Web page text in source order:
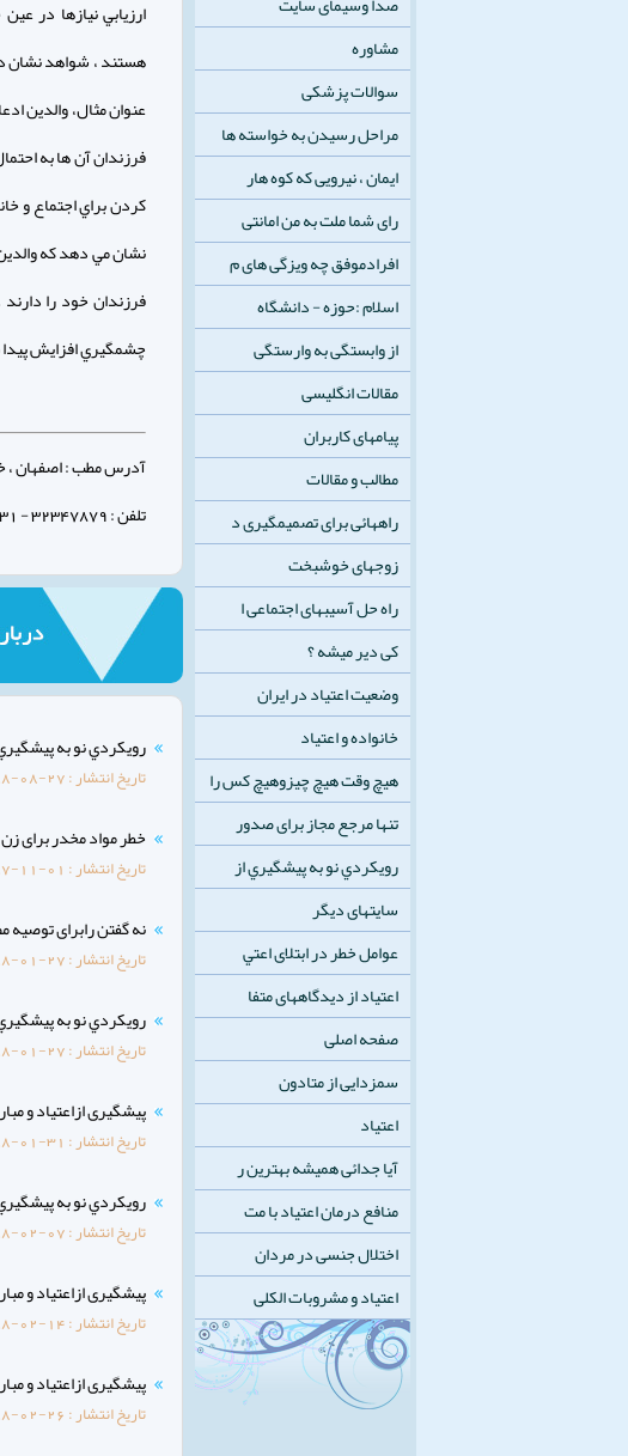
ارزيابي نيازها در
هستند ، شواهد نشان
عنوان مثال، والدين
فرزندان آن ها به
كردن براي اجتماع و
نشان مي دهد كه
فرزندان خود را
چشمگيري افزايش
آدرس مطب : اصفهان ،
تلفن : 32347879 - 031
رويكردي نو به
تاریخ انتشار :08-27
خطر مواد مخدر برای
تاریخ انتشار : 11-01
نه گفتن رابرای
تاریخ انتشار :01-27
رويكردي نو به
تاریخ انتشار :01-27
پیشگیری ازاعتیاد و
تاریخ انتشار : 01-31
رويكردي نو به
تاریخ انتشار :02-07
پیشگیری ازاعتیاد و
تاریخ انتشار :02-14
پیشگیری ازاعتیاد و
تاریخ انتشار :02-26
مشاوره
سوالات پزشکی
مراحل رسیدن به خواسته ها
ایمان ، نیرویی که کوه هار
رای شما ملت به من امانتی
افرادموفق چه ویزگی های م
اسلام :حوزه - دانشگاه
از وابستگی به وارستگی
مقالات انگلیسی
پیامهای کاربران
مطالب و مقالات
راههائی برای تصمیمگیری د
زوجهای خوشبخت
راه حل آسيبهای اجتماعی ا
کی دیر میشه ؟
وضعیت اعتیاد در ایران
خانواده و اعتیاد
هیچ وقت هیچ چیزوهیچ کس را
تنها مرجع مجاز برای صدور
رويكردي نو به پيشگيري از
سایتهای دیگر
عوامل خطر در ابتلای اعتي
اعتیاد از دیدگاههای متفا
صفحه اصلی
سمزدایی از متادون
اعتیاد
آیا جدائی همیشه بهترین ر
منافع درمان اعتیاد با مت
اختلال جنسی در مردان
اعتیاد و مشروبات الکلی